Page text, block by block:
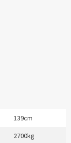
139cm
2700kg